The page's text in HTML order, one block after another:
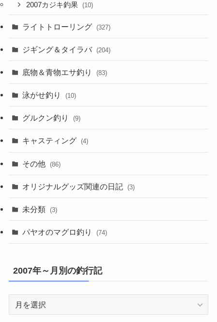
2007カジキ釣果 (10)
ライトトローリング (327)
ジギング＆タイラバ (204)
底物＆青物エサ釣り (83)
泳がせ釣り (10)
グルクン釣り (9)
キャスティング (4)
その他 (86)
オリジナルグッズ関連の日記 (3)
未分類 (3)
パヤオのマグロ釣り (74)
2007年～月別の釣行記
2007